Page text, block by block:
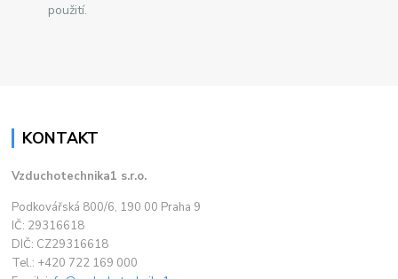
použití.
KONTAKT
Vzduchotechnika1 s.r.o.
Podkovářská 800/6, 190 00 Praha 9
IČ: 29316618
DIČ: CZ29316618
Tel.: +420 722 169 000